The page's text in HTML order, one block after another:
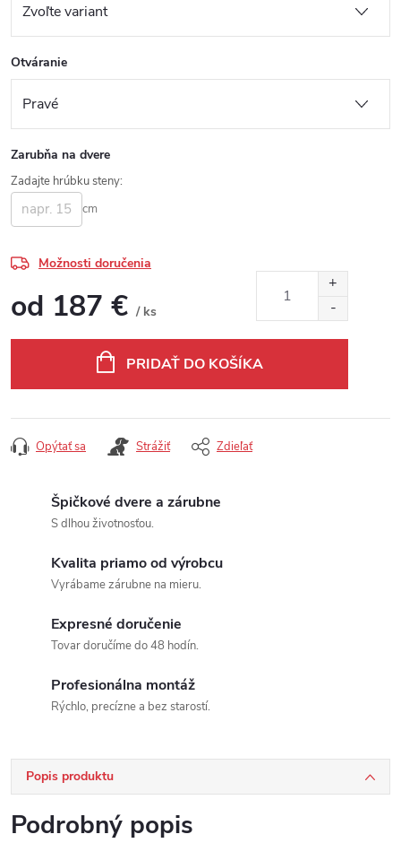
Otváranie
Zarubňa na dvere
Zadajte hrúbku steny:
cm
Možnosti doručenia
od 187 € / ks
PRIDAŤ DO KOŠÍKA
Opýtať sa Strážiť Zdieľať
Špičkové dvere a zárubne
S dlhou životnosťou.
Kvalita priamo od výrobcu
Vyrábame zárubne na mieru.
Expresné doručenie
Tovar doručíme do 48 hodín.
Profesionálna montáž
Rýchlo, precízne a bez starostí.
Popis produktu
Podrobný popis